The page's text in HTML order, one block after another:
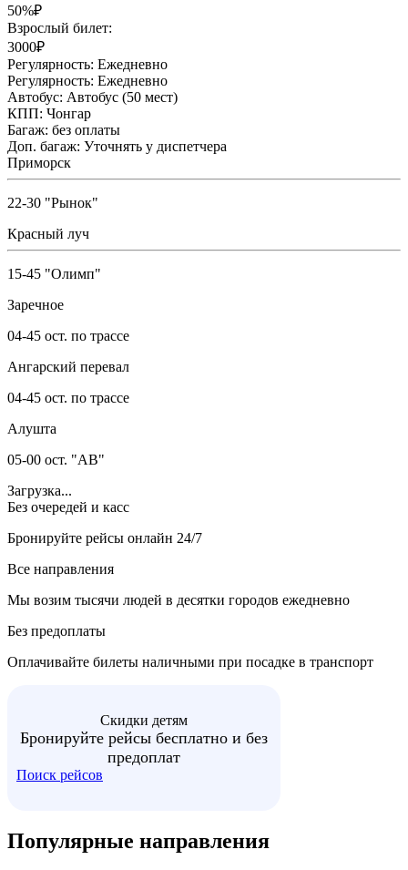
50%₽
Взрослый билет:
3000₽
Регулярность: Ежедневно
Регулярность: Ежедневно
Автобус: Автобус (50 мест)
КПП: Чонгар
Багаж: без оплаты
Доп. багаж: Уточнять у диспетчера
Приморск
22-30 "Рынок"
Красный луч
15-45 "Олимп"
Заречное
04-45 ост. по трассе
Ангарский перевал
04-45 ост. по трассе
Алушта
05-00 ост. "АВ"
Загрузка...
Без очередей и касс
Бронируйте рейсы онлайн 24/7
Все направления
Мы возим тысячи людей в десятки городов ежедневно
Без предоплаты
Оплачивайте билеты наличными при посадке в транспорт
Скидки детям
Бронируйте рейсы бесплатно и без
предоплат
Поиск рейсов
Популярные направления